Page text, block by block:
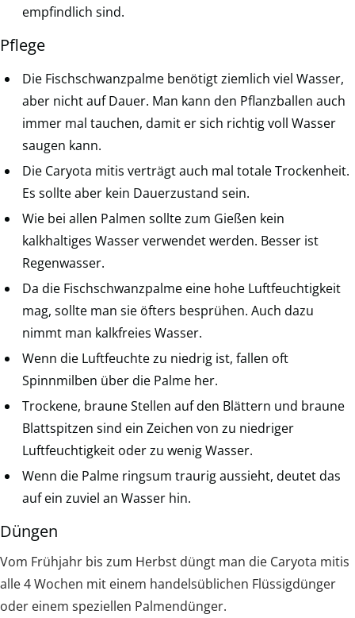
empfindlich sind.
Pflege
Die Fischschwanzpalme benötigt ziemlich viel Wasser,
aber nicht auf Dauer. Man kann den Pflanzballen auch
immer mal tauchen, damit er sich richtig voll Wasser
saugen kann.
Die Caryota mitis verträgt auch mal totale Trockenheit.
Es sollte aber kein Dauerzustand sein.
Wie bei allen Palmen sollte zum Gießen kein
kalkhaltiges Wasser verwendet werden. Besser ist
Regenwasser.
Da die Fischschwanzpalme eine hohe Luftfeuchtigkeit
mag, sollte man sie öfters besprühen. Auch dazu
nimmt man kalkfreies Wasser.
Wenn die Luftfeuchte zu niedrig ist, fallen oft
Spinnmilben über die Palme her.
Trockene, braune Stellen auf den Blättern und braune
Blattspitzen sind ein Zeichen von zu niedriger
Luftfeuchtigkeit oder zu wenig Wasser.
Wenn die Palme ringsum traurig aussieht, deutet das
auf ein zuviel an Wasser hin.
Düngen
Vom Frühjahr bis zum Herbst düngt man die Caryota mitis
alle 4 Wochen mit einem handelsüblichen Flüssigdünger
oder einem speziellen Palmendünger.